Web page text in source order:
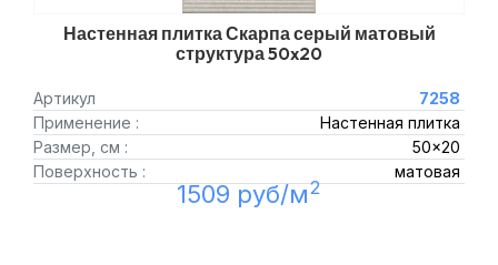
Настенная плитка Скарпа серый матовый
структура 50x20
Артикул
7258
Применение :
Настенная плитка
Размер, см :
50x20
Поверхность :
матовая
1509 руб/м2